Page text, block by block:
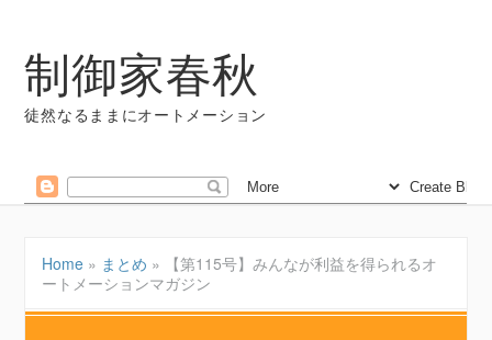
制御家春秋
徒然なるままにオートメーション
Home » まとめ »
【第115号】みんなが利益を得られるオ
ートメーションマガジン